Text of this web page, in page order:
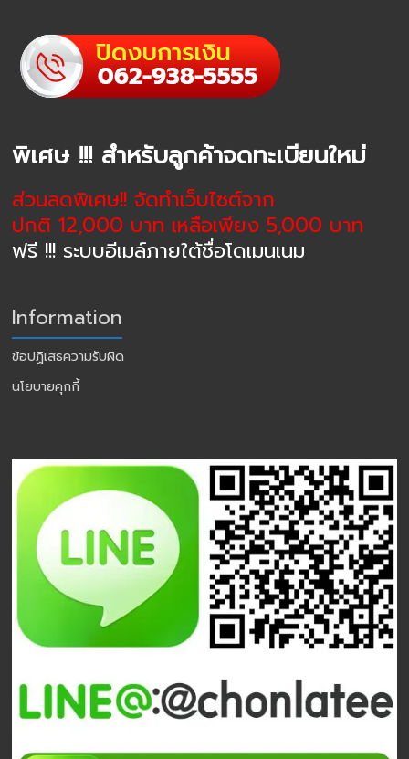
พิเศษ !!! สำหรับลูกค้าจดทะเบียนใหม่
ส่วนลดพิเศษ!! จัดทำเว็บไซต์จาก
ปกติ 12,000 บาท เหลือเพียง 5,000 บาท
ฟรี !!! ระบบอีเมล์ภายใต้ชื่อโดเมนเนม
Information
ข้อปฏิเสธความรับผิด
นโยบายคุกกี้